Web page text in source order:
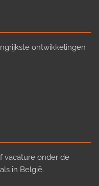
ontwikkelingen
vacature onder de
in België.